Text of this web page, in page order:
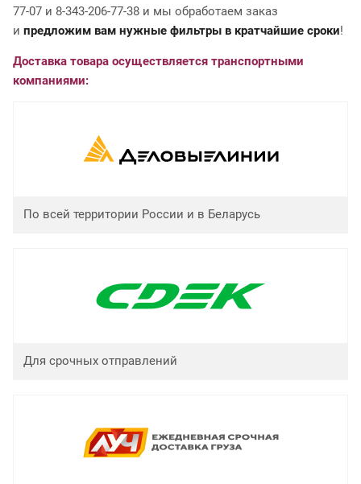
77-07 и 8-343-206-77-38 и мы обработаем заказ
и предложим вам нужные фильтры в кратчайшие сроки!
Доставка товара осуществляется транспортными
компаниями:
По всей территории России и в Беларусь
Для срочных отправлений